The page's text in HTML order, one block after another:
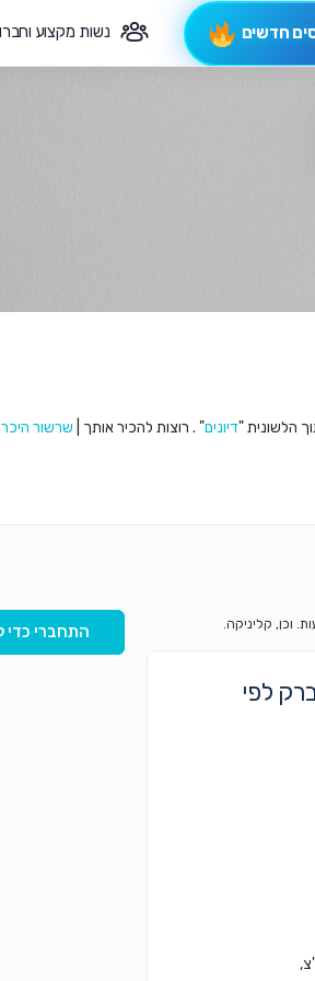
חדשים נשות מקצוע
הלשונית "דיונים" . רוצות להכיר אותך | שרשור
וכן, קליניקה.
לפי
התחברי כדי